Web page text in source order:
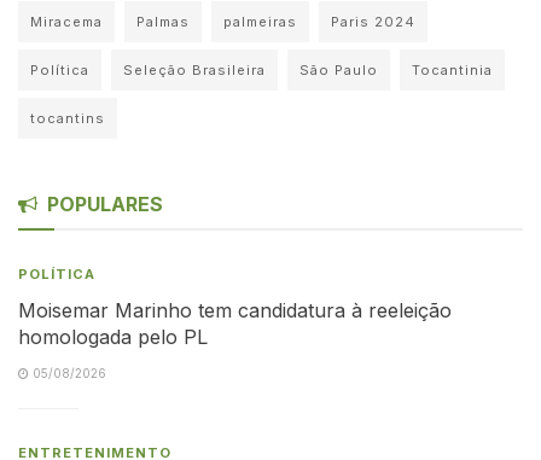
Miracema Palmas palmeiras Paris 2024
Política Seleção Brasileira São Paulo Tocantinia
tocantins
POPULARES
POLÍTICA
Moisemar Marinho tem candidatura à reeleição
homologada pelo PL
05/08/2026
ENTRETENIMENTO